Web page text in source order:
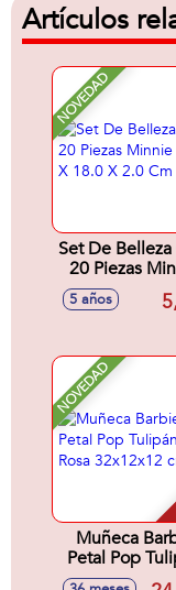
Artículos
NOVEDAD
Set De Belleza
20 Piezas
16.5 X 18.0 X
5 años
NOVEDAD
Muñeca
Petal Pop
Rosa